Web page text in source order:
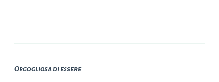
Orgogliosa di essere